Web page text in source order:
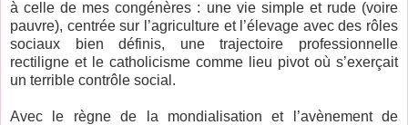
à celle de mes congénères : une vie simple et rude (voire
pauvre), centrée sur l’agriculture et l’élevage avec des rôles
sociaux bien définis, une trajectoire professionnelle
rectiligne et le catholicisme comme lieu pivot où s’exerçait
un terrible contrôle social.
Avec le règne de la mondialisation et l’avènement de